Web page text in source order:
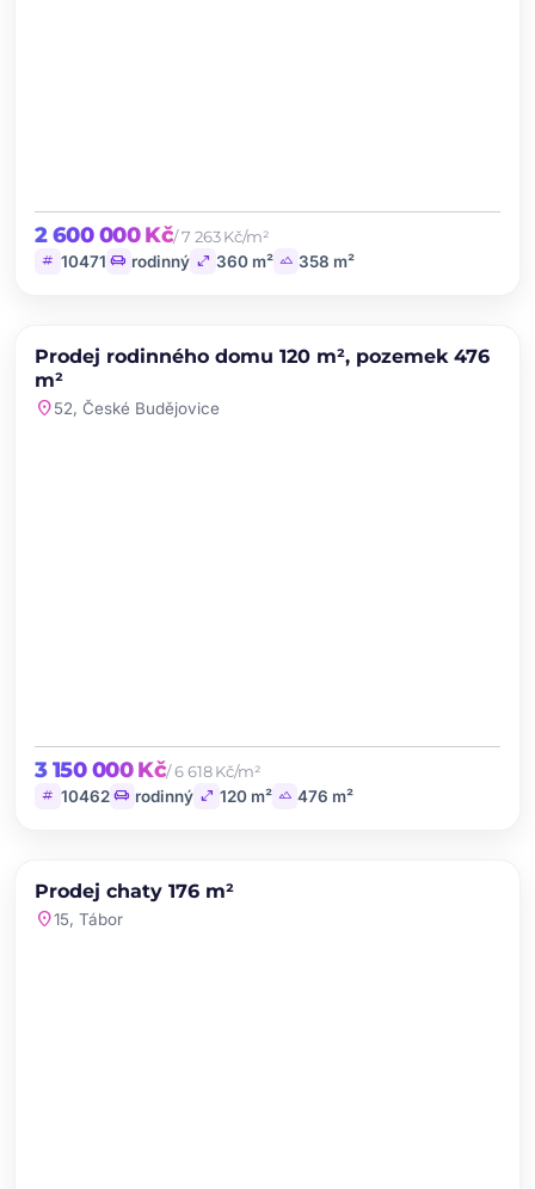
2 600 000 Kč/ 7 263 Kč/m²
tag 10471 chair rodinný open_in_full 360 m² landscape 358 m²
PRODEJ favorite
Prodej rodinného domu 120 m², pozemek 476
m²
location_on52, České Budějovice
3 150 000 Kč/ 6 618 Kč/m²
tag 10462 chair rodinný open_in_full 120 m² landscape 476 m²
PRODEJ
Prodej chaty 176 m²
location_on15, Tábor